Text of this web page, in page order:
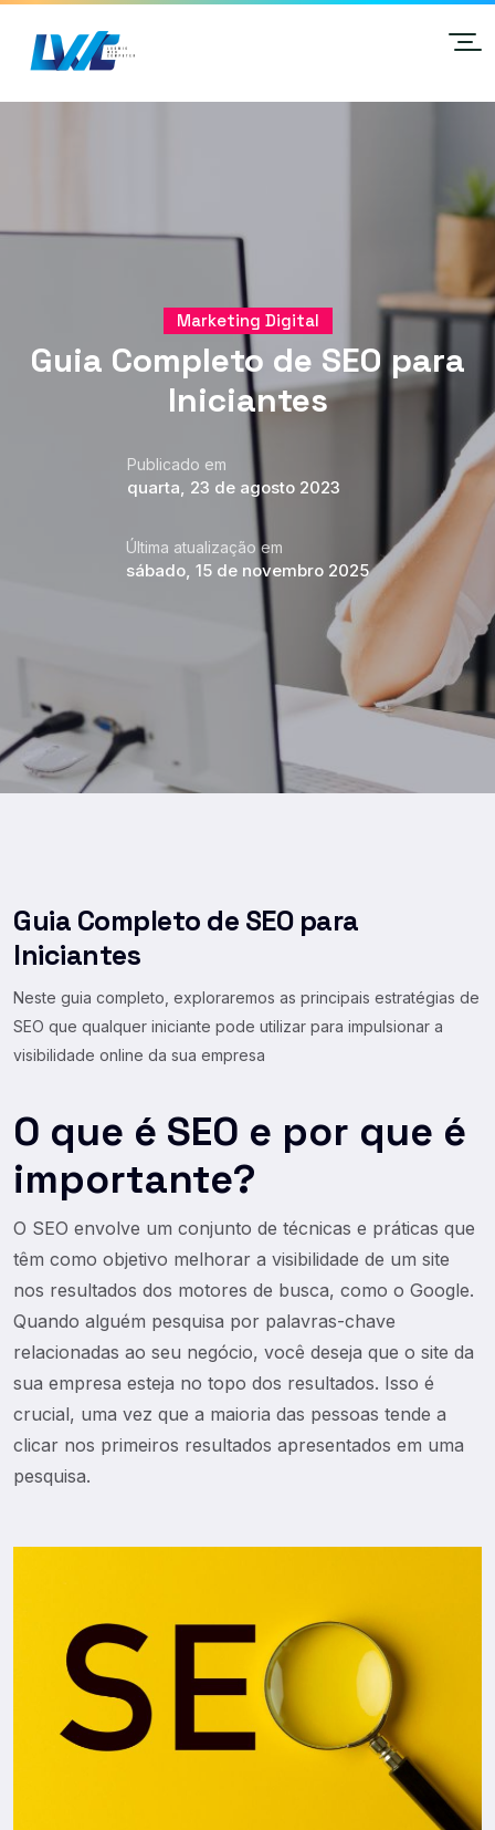
Marketing Digital
Guia Completo de SEO para
Iniciantes
Publicado em
quarta, 23 de agosto 2023
Última atualização em
sábado, 15 de novembro 2025
Guia Completo de SEO para
Iniciantes
Neste guia completo, exploraremos as principais estratégias de
SEO que qualquer iniciante pode utilizar para impulsionar a
visibilidade online da sua empresa
O que é SEO e por que é
importante?
O SEO envolve um conjunto de técnicas e práticas que
têm como objetivo melhorar a visibilidade de um site
nos resultados dos motores de busca, como o Google.
Quando alguém pesquisa por palavras-chave
relacionadas ao seu negócio, você deseja que o site da
sua empresa esteja no topo dos resultados. Isso é
crucial, uma vez que a maioria das pessoas tende a
clicar nos primeiros resultados apresentados em uma
pesquisa.